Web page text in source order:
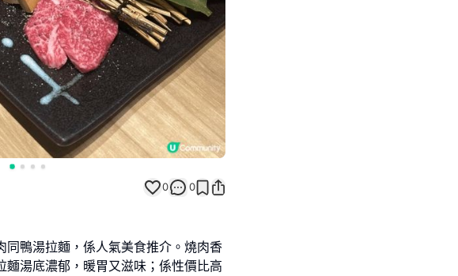
0 0
同鴨湯拉麵，係人氣美食推介。燒肉香
湯底濃郁，暖胃又滋味；係性價比高